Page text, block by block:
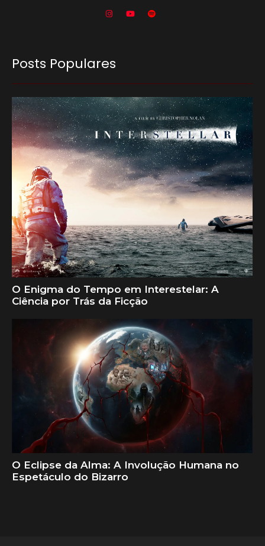
Posts Populares
O Enigma do Tempo em Interestelar: A
Ciência por Trás da Ficção
O Eclipse da Alma: A Involução Humana no
Espetáculo do Bizarro